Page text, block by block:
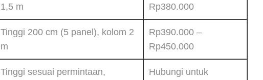
1,5 m
Rp380.000
Tinggi 200 cm (5 panel), kolom 2
m
Rp390.000 –
Rp450.000
Tinggi sesuai permintaan,
Hubungi untuk